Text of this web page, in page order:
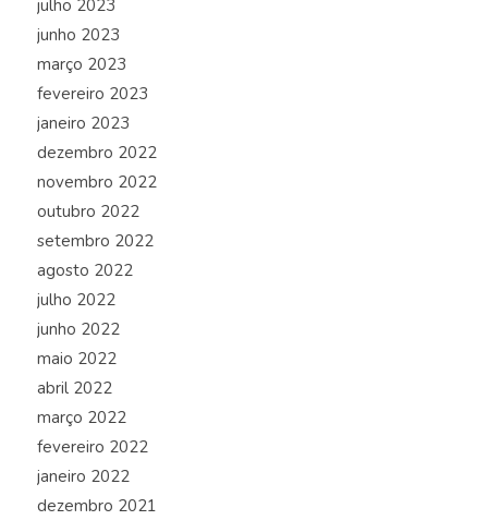
julho 2023
junho 2023
março 2023
fevereiro 2023
janeiro 2023
dezembro 2022
novembro 2022
outubro 2022
setembro 2022
agosto 2022
julho 2022
junho 2022
maio 2022
abril 2022
março 2022
fevereiro 2022
janeiro 2022
dezembro 2021